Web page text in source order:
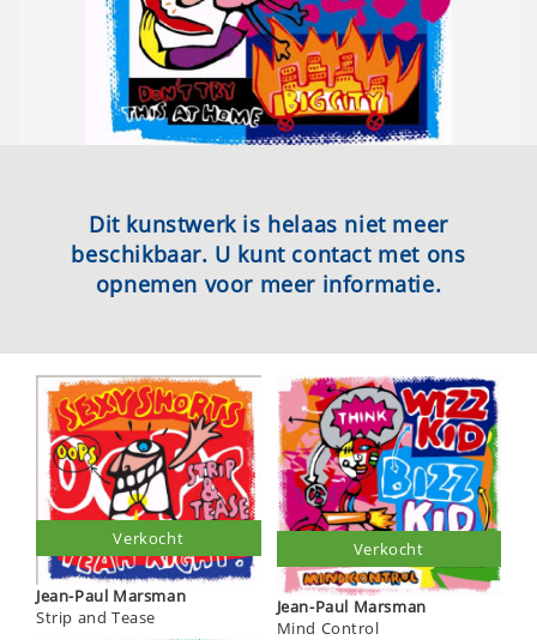
Dit kunstwerk is helaas niet meer
beschikbaar. U kunt contact met ons
opnemen voor meer informatie.
Jean-Paul Marsman
Strip and Tease
Verkocht
Jean-Paul Marsman
Mind Control
Verkocht